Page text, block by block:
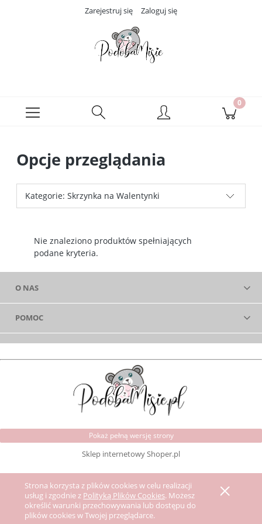
Strona korzysta z plików cookies w celu realizacji
usług i zgodnie z Polityką Plików Cookies. Możesz
określić warunki przechowywania lub dostępu do
plików cookies w Twojej przeglądarce.
Zarejestruj się Zaloguj się
Opcje przeglądania
Kategorie: Skrzynka na Walentynki
Nie znaleziono produktów spełniających
podane kryteria.
O NAS
POMOC
Pokaż pełną wersję strony
Sklep internetowy Shoper.pl